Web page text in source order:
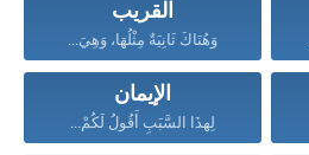
القريب
وَهُنَاكَ ثَانِيَةٌ مِثْلُهَا، وَهِيَ...
الإيمان
لِهذَا السَّبَبِ أَقُولُ لَكُمْ...